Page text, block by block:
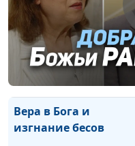
Один человек не
менее важен для Бога,
чем все человечество
Вера в Бога и
изгнание бесов